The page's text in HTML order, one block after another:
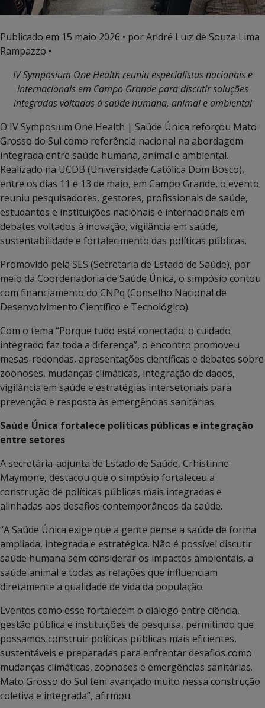
Publicado em 15 maio 2026 • por André Luiz de Souza Lima
Rampazzo •
IV Symposium One Health reuniu especialistas nacionais e
internacionais em Campo Grande para discutir soluções
integradas voltadas à saúde humana, animal e ambiental
O IV Symposium One Health | Saúde Única reforçou Mato
Grosso do Sul como referência nacional na abordagem
integrada entre saúde humana, animal e ambiental.
Realizado na UCDB (Universidade Católica Dom Bosco),
entre os dias 11 e 13 de maio, em Campo Grande, o evento
reuniu pesquisadores, gestores, profissionais de saúde,
estudantes e instituições nacionais e internacionais em
debates voltados à inovação, vigilância em saúde,
sustentabilidade e fortalecimento das políticas públicas.
Promovido pela SES (Secretaria de Estado de Saúde), por
meio da Coordenadoria de Saúde Única, o simpósio contou
com financiamento do CNPq (Conselho Nacional de
Desenvolvimento Científico e Tecnológico).
Com o tema “Porque tudo está conectado: o cuidado
integrado faz toda a diferença”, o encontro promoveu
mesas-redondas, apresentações científicas e debates sobre
zoonoses, mudanças climáticas, integração de dados,
vigilância em saúde e estratégias intersetoriais para
prevenção e resposta às emergências sanitárias.
Saúde Única fortalece políticas públicas e integração
entre setores
A secretária-adjunta de Estado de Saúde, Crhistinne
Maymone, destacou que o simpósio fortaleceu a
construção de políticas públicas mais integradas e
alinhadas aos desafios contemporâneos da saúde.
“A Saúde Única exige que a gente pense a saúde de forma
ampliada, integrada e estratégica. Não é possível discutir
saúde humana sem considerar os impactos ambientais, a
saúde animal e todas as relações que influenciam
diretamente a qualidade de vida da população.
Eventos como esse fortalecem o diálogo entre ciência,
gestão pública e instituições de pesquisa, permitindo que
possamos construir políticas públicas mais eficientes,
sustentáveis e preparadas para enfrentar desafios como
mudanças climáticas, zoonoses e emergências sanitárias.
Mato Grosso do Sul tem avançado muito nessa construção
coletiva e integrada”, afirmou.